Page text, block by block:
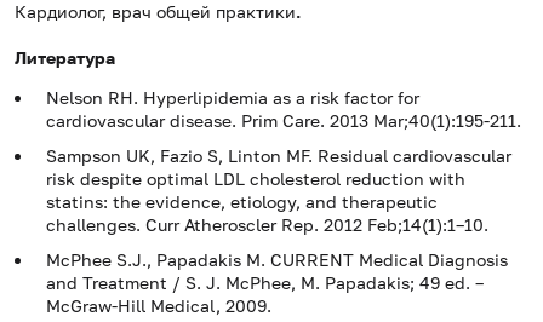
Кардиолог, врач общей практики.
Литература
Nelson RH. Hyperlipidemia as a risk factor for
cardiovascular disease. Prim Care. 2013 Mar;40(1):195-211.
Sampson UK, Fazio S, Linton MF. Residual cardiovascular
risk despite optimal LDL cholesterol reduction with
statins: the evidence, etiology, and therapeutic
challenges. Curr Atheroscler Rep. 2012 Feb;14(1):1–10.
McPhee S.J., Papadakis M. CURRENT Medical Diagnosis
and Treatment / S. J. McPhee, M. Papadakis; 49 ed. –
McGraw-Hill Medical, 2009.